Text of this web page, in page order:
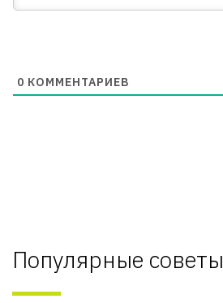
0 КОММЕНТАРИЕВ
Популярные советы